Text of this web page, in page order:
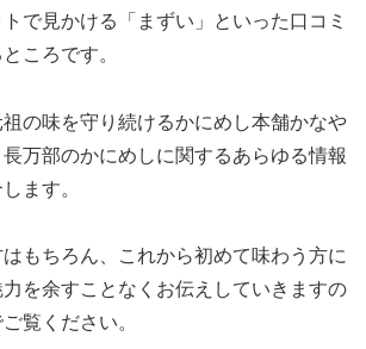
で見かける「まずい」といった口コミ
ころです。
の味を守り続けるかにめし本舗かなや
万部のかにめしに関するあらゆる情報
ます。
もちろん、これから初めて味わう方に
を余すことなくお伝えしていきますの
覧ください。